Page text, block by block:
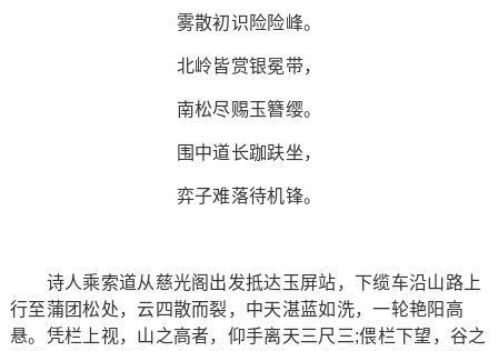
雾散初识险险峰。
北岭皆赏银冕带，
南松尽赐玉簪缨。
围中道长跏趺坐，
弈子难落待机锋。
诗人乘索道从慈光阁出发抵达玉屏站，下缆车沿山路上
行至蒲团松处，云四散而裂，中天湛蓝如洗，一轮艳阳高
悬。凭栏上视，山之高者，仰手离天三尺三;偎栏下望，谷之